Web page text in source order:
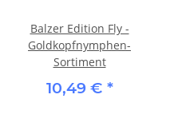
Balzer Edition Fly -
Goldkopfnymphen-
Sortiment
10,49 € *